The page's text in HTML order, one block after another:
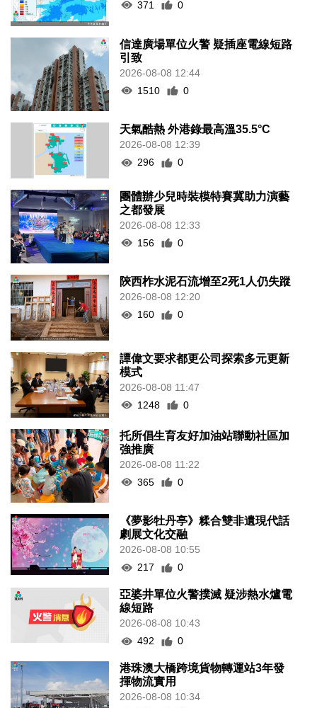
371
0
信達廣場單位火警 疑插座電線短路
引致
2026-08-08 12:44
1510
0
天氣酷熱 外港錄最高溫35.5°C
2026-08-08 12:39
296
0
團體辦少兒時裝模特賽冀助力演藝
之都發展
2026-08-08 12:33
156
0
陝西柞水泥石流增至2死1人仍失蹤
2026-08-08 12:20
160
0
譚偉文要求都更公司探索多元更新
模式
2026-08-08 11:47
1248
0
托所倡生育友好加油站聯動社區加
強推廣
2026-08-08 11:22
365
0
《夢影牡丹亭》糅合雙非遺現代話
劇展文化交融
2026-08-08 10:55
217
0
亞婆井單位火警撲滅 疑涉熱水爐電
線短路
2026-08-08 10:43
492
0
港珠澳大橋跨境貨物轉運站3年發
揮物流實用
2026-08-08 10:34